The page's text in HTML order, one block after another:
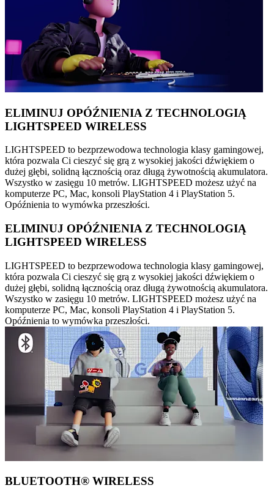
ELIMINUJ OPÓŹNIENIA Z TECHNOLOGIĄ
LIGHTSPEED WIRELESS
LIGHTSPEED to bezprzewodowa technologia klasy gamingowej,
która pozwala Ci cieszyć się grą z wysokiej jakości dźwiękiem o
dużej głębi, solidną łącznością oraz długą żywotnością akumulatora.
Wszystko w zasięgu 10 metrów. LIGHTSPEED możesz użyć na
komputerze PC, Mac, konsoli PlayStation 4 i PlayStation 5.
Opóźnienia to wymówka przeszłości.
ELIMINUJ OPÓŹNIENIA Z TECHNOLOGIĄ
LIGHTSPEED WIRELESS
LIGHTSPEED to bezprzewodowa technologia klasy gamingowej,
która pozwala Ci cieszyć się grą z wysokiej jakości dźwiękiem o
dużej głębi, solidną łącznością oraz długą żywotnością akumulatora.
Wszystko w zasięgu 10 metrów. LIGHTSPEED możesz użyć na
komputerze PC, Mac, konsoli PlayStation 4 i PlayStation 5.
Opóźnienia to wymówka przeszłości.
BLUETOOTH® WIRELESS